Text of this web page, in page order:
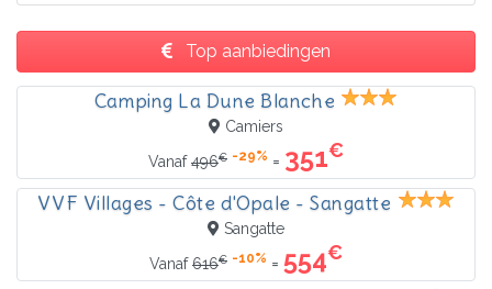
Top aanbiedingen
Camping La Dune Blanche
Camiers
Vanaf496€ -29% = 351€
VVF Villages - Côte d'Opale - Sangatte
Sangatte
Vanaf616€ -10% = 554€